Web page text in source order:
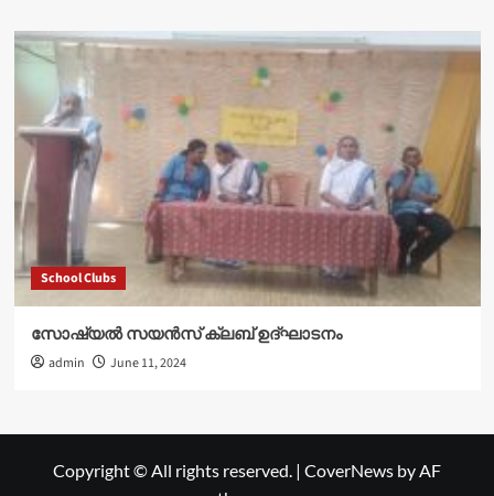
School Clubs
സോഷ്യൽ സയൻസ് ക്ലബ് ഉദ്‌ഘാടനം
admin June 11, 2024
Copyright © All rights reserved. | CoverNews by AF